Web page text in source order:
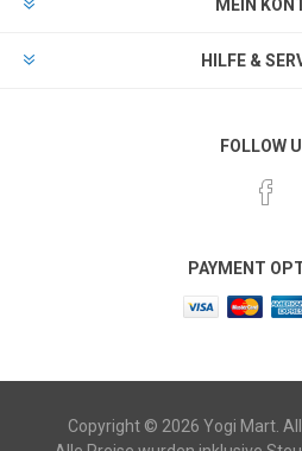
MEIN
HILFE &
FOLLOW
PAYMENT
Copyright © 2026 Yogi Mart.